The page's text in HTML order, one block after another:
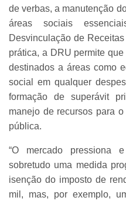
de verbas, a manutenção
áreas sociais
Desvinculação de
prática, a DRU permite
destinados a áreas como
social em qualquer
formação de superávit
manejo de recursos para
pública.
“O mercado pressiona
sobretudo uma medida
isenção do imposto de
mil, mas, por exemplo,